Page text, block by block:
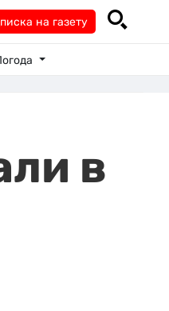
на газету
в